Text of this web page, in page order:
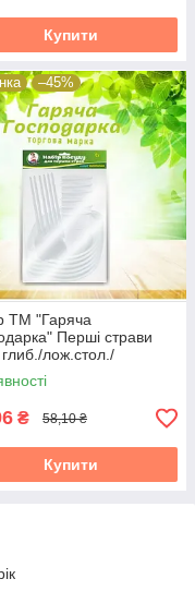
Купити
–45%
ТМ "Гаряча
Перші страви
лож.стол./
пласт.)6персон
19824
₴ 58,10 ₴
Купити